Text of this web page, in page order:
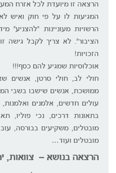
הרצאה זו מיועדת לכל אזרח
המגיעות לו על פי חוק ואיש
הרשויות מעוניינות "להצניע"
הציבור". לא צריך לקבל גישה
הזכויות!
אוכלוסיות שמגיע להם כסף!!!
חולי לב, חולי סרטן, אנשים
ממושכת, אנשים שישבו בשבי
עולים חדשים, אלמנים
בתאונות דרכים, נכי פוליו,
מובטלים, משקיעים בבורסה,
מובטלים ועוד…
הרצאה בנושא – צוואות,